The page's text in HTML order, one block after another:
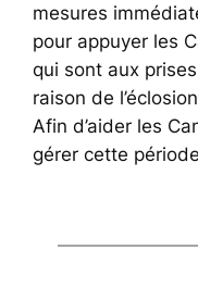
mesures
pour appuyer les
qui sont aux
raison de
Afin d’aider les
gérer cette